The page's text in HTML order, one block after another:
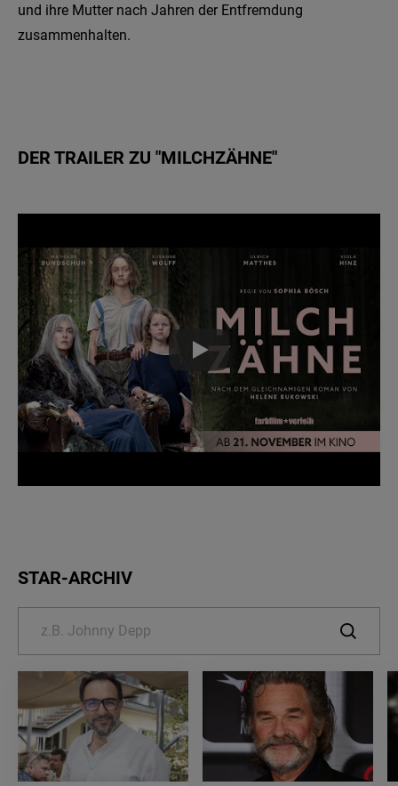
und ihre Mutter nach Jahren der Entfremdung
zusammenhalten.
DER TRAILER ZU "MILCHZÄHNE"
STAR-ARCHIV